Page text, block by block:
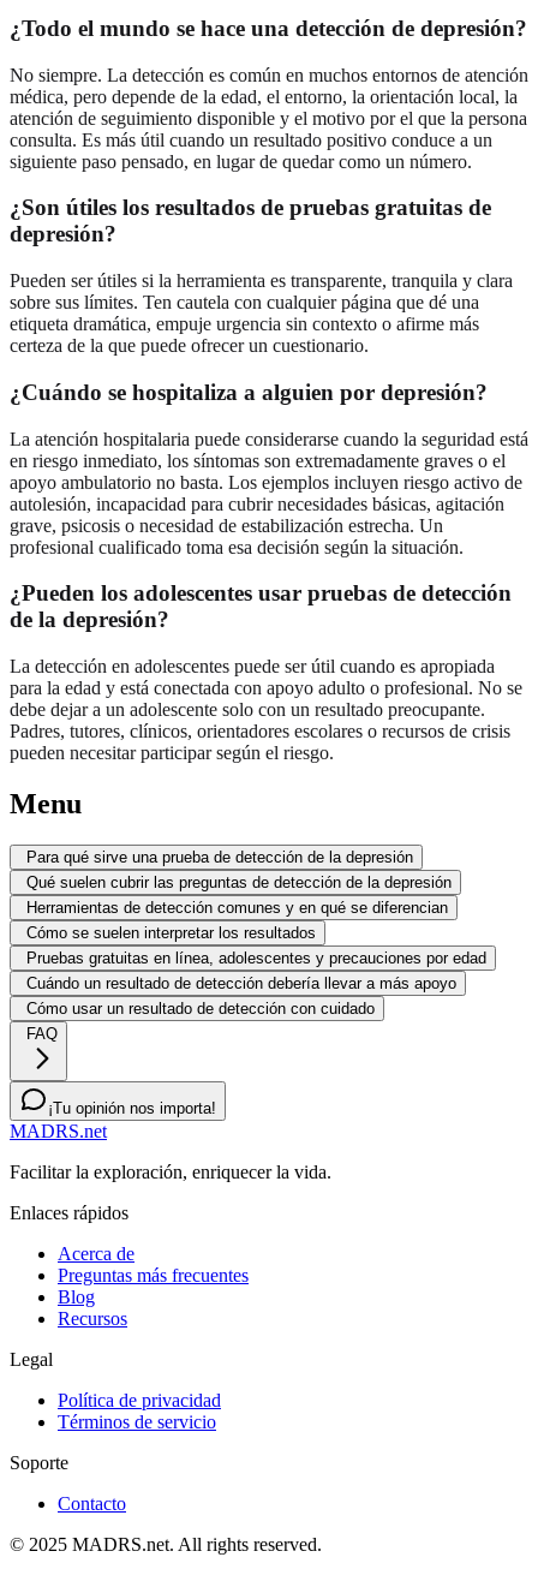
¿Todo el mundo se hace una detección de depresión?
No siempre. La detección es común en muchos entornos de atención
médica, pero depende de la edad, el entorno, la orientación local, la
atención de seguimiento disponible y el motivo por el que la persona
consulta. Es más útil cuando un resultado positivo conduce a un
siguiente paso pensado, en lugar de quedar como un número.
¿Son útiles los resultados de pruebas gratuitas de
depresión?
Pueden ser útiles si la herramienta es transparente, tranquila y clara
sobre sus límites. Ten cautela con cualquier página que dé una
etiqueta dramática, empuje urgencia sin contexto o afirme más
certeza de la que puede ofrecer un cuestionario.
¿Cuándo se hospitaliza a alguien por depresión?
La atención hospitalaria puede considerarse cuando la seguridad está
en riesgo inmediato, los síntomas son extremadamente graves o el
apoyo ambulatorio no basta. Los ejemplos incluyen riesgo activo de
autolesión, incapacidad para cubrir necesidades básicas, agitación
grave, psicosis o necesidad de estabilización estrecha. Un
profesional cualificado toma esa decisión según la situación.
¿Pueden los adolescentes usar pruebas de detección
de la depresión?
La detección en adolescentes puede ser útil cuando es apropiada
para la edad y está conectada con apoyo adulto o profesional. No se
debe dejar a un adolescente solo con un resultado preocupante.
Padres, tutores, clínicos, orientadores escolares o recursos de crisis
pueden necesitar participar según el riesgo.
Menu
Para qué sirve una prueba de detección de la depresión
Qué suelen cubrir las preguntas de detección de la depresión
Herramientas de detección comunes y en qué se diferencian
Cómo se suelen interpretar los resultados
Pruebas gratuitas en línea, adolescentes y precauciones por edad
Cuándo un resultado de detección debería llevar a más apoyo
Cómo usar un resultado de detección con cuidado
FAQ
¡Tu opinión nos importa!
MADRS.net
Facilitar la exploración, enriquecer la vida.
Enlaces rápidos
Acerca de
Preguntas más frecuentes
Blog
Recursos
Legal
Política de privacidad
Términos de servicio
Soporte
Contacto
© 2025 MADRS.net. All rights reserved.